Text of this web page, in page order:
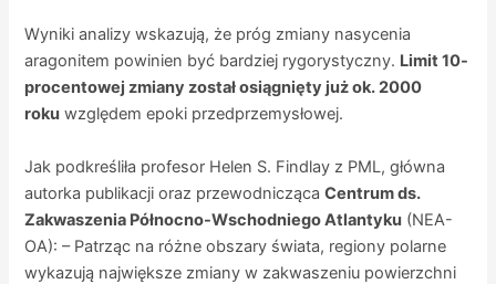
Wyniki analizy wskazują, że próg zmiany nasycenia
aragonitem powinien być bardziej rygorystyczny. Limit 10-
procentowej zmiany został osiągnięty już ok. 2000
roku względem epoki przedprzemysłowej.
Jak podkreśliła profesor Helen S. Findlay z PML, główna
autorka publikacji oraz przewodniczącaCentrum ds.
Zakwaszenia Północno-Wschodniego Atlantyku (NEA-
OA): – Patrząc na różne obszary świata, regiony polarne
wykazują największe zmiany w zakwaszeniu powierzchni